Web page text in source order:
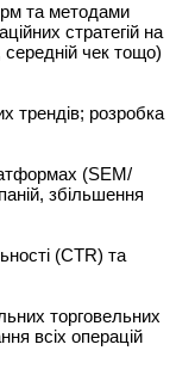
та методами
стратегій на
середній чек тощо)
трендів; розробка
(SEM/
збільшення
(CTR) та
торговельних
всіх операцій